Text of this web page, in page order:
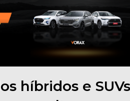
híbridos e SUVs